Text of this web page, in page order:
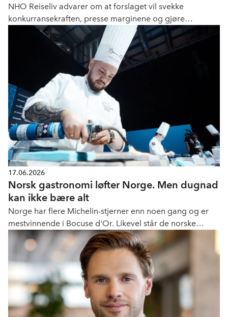
NHO Reiseliv advarer om at forslaget vil svekke
konkurransekraften, presse marginene og gjøre
hverdagen vanskeligere for mange medlemsbedrifter.
17.06.2026
Norsk gastronomi løfter Norge. Men dugnad
kan ikke bære alt
Norge har flere Michelin-stjerner enn noen gang og er
mestvinnende i Bocuse d'Or. Likevel står de norske
gastronomimiljøene uten statlig støtte.